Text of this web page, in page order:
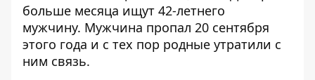
больше месяца ищут 42-летнего
мужчину. Мужчина пропал 20 сентября
этого года и с тех пор родные утратили с
ним связь.